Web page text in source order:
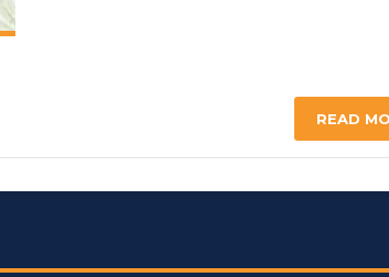
READ